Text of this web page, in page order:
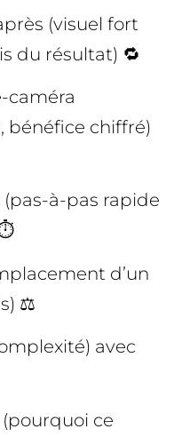
(visuel fort
du résultat) 🔁
caméra
bénéfice chiffré)
à-pas rapide
d’un
⚖️
avec
ce